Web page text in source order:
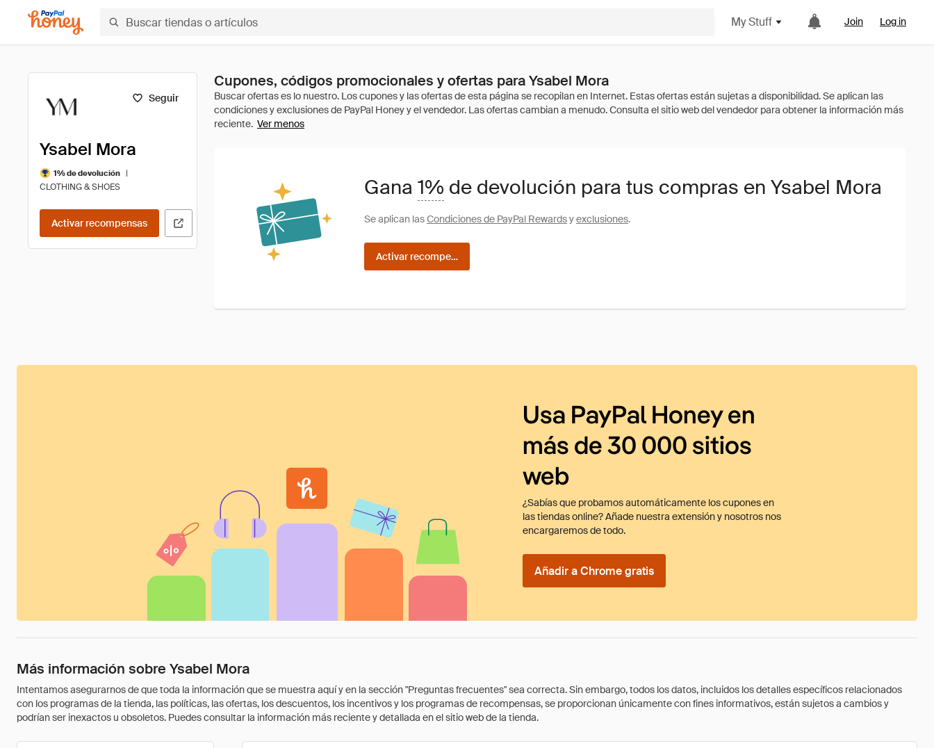
My Stuff Join Log in
Seguir
Ysabel Mora
1% de devolución
|
CLOTHING & SHOES
Activar recompensas
Cupones, códigos promocionales y ofertas para Ysabel Mora
Ver menos
Gana 1% de devolución para tus compras en Ysabel Mora
Se aplican lasCondiciones de PayPal Rewardsyexclusiones.
Activar recompensas
Usa PayPal Honey en
más de 30 000 sitios
web
¿Sabías que probamos automáticamente los cupones en
las tiendas online? Añade nuestra extensión y nosotros nos
encargaremos de todo.
Añadir a Chrome gratis
Más información sobre Ysabel Mora
Intentamos asegurarnos de que toda la información que se muestra aquí y en la sección "Preguntas frecuentes" sea correcta. Sin embargo, todos los datos, incluidos los detalles específicos relacionados
con los programas de la tienda, las políticas, las ofertas, los descuentos, los incentivos y los programas de recompensas, se proporcionan únicamente con fines informativos, están sujetos a cambios y
podrían ser inexactos u obsoletos. Puedes consultar la información más reciente y detallada en el sitio web de la tienda.